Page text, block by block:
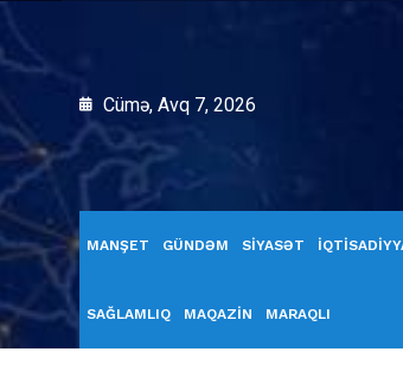
Cümə, Avq 7, 2026
MANŞET GÜNDƏM SİYASƏT
SAĞLAMLIQ MAQAZİN MARAQLI